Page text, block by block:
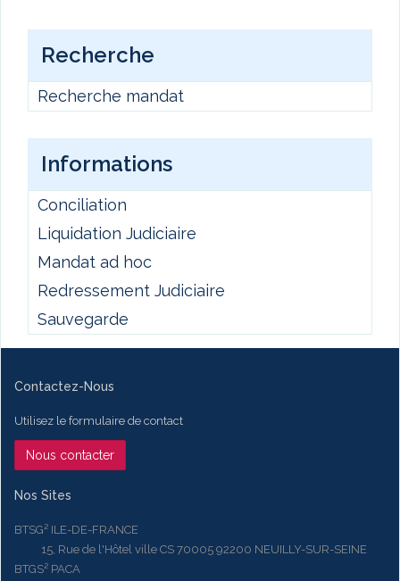
Recherche
Recherche mandat
Informations
Conciliation
Liquidation Judiciaire
Mandat ad hoc
Redressement Judiciaire
Sauvegarde
Contactez-Nous
Utilisez le formulaire de contact
Nous contacter
Nos Sites
BTSG² ILE-DE-FRANCE
15, Rue de l'Hôtel ville CS 70005 92200 NEUILLY-SUR-SEINE
BTGS² PACA